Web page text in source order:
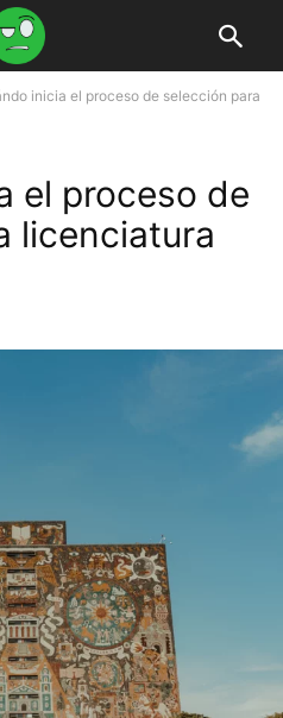
inicia el proceso de selección para
el proceso de
licenciatura